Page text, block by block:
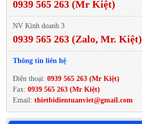
0939 565 263 (Mr Kiệt)
NV Kinh doanh 3
0939 565 263 (Zalo, Mr. Kiệt)
Thông tin liên hệ
Điện thoại: 0939 565 263 (Mr Kiệt)
Fax: 0939 565 263 (Mr Kiệt)
Email: thietbidientuanviet@gmail.com